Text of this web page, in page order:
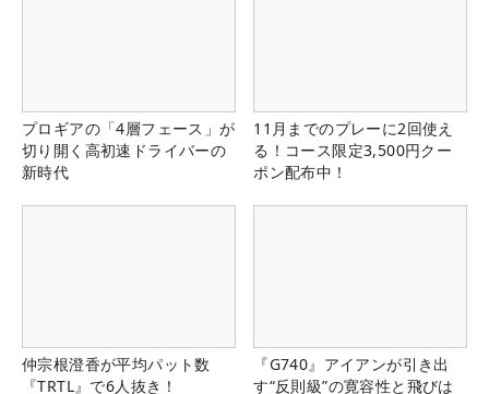
プロギアの「4層フェース」が
切り開く高初速ドライバーの
新時代
11月までのプレーに2回使え
る！コース限定3,500円クー
ポン配布中！
仲宗根澄香が平均パット数
『TRTL』で6人抜き！
『G740』アイアンが引き出
す“反則級”の寛容性と飛びは